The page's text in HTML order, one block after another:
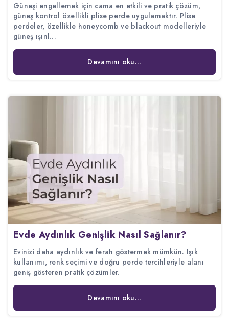
Güneşi engellemek için cama en etkili ve pratik çözüm,
güneş kontrol özellikli plise perde uygulamaktır. Plise
perdeler, özellikle honeycomb ve blackout modelleriyle
güneş ışınl...
Devamını oku...
Evde Aydınlık Genişlik Nasıl Sağlanır?
Evinizi daha aydınlık ve ferah göstermek mümkün. Işık
kullanımı, renk seçimi ve doğru perde tercihleriyle alanı
geniş gösteren pratik çözümler.
Devamını oku...